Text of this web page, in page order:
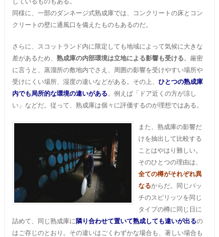
同様に、一部のダンネージ式熟成庫では、コンクリートの床とコン
クリートの壁に通風口を備えたものもあるのだ。
さらに、スコットランド内に限定しても地域によって気候に大きな
差があるため、 熟成庫の内部環境は立地による影響も受ける 。厳密
に言うと、蒸溜所の敷地内でさえ、周囲の影響を受けやすい場所や
受けにくい場所、湿度の違いなどがある。その上、 ひとつの熟成庫
内でも局所的な環境の違いがある 。例えば「ドア近くの方が涼し
い」などだ。従って、熟成庫は個々に評価するのが理想ではある。
また、熟成庫の影響だ
けを抽出して比較する
ことはやはり難しい。
そのひとつの理由は、
全ての樽がそれぞれ異
なるからだ。同じバッ
チのスピリッツを同じ
タイプの樽に同じ日に
詰めて、同じ熟成庫に 隣り合わせて置いて熟成しても違いが出るの
はご存じのとおり。その違いはごくわずかな場合も、著しい場合も